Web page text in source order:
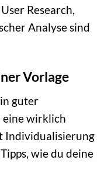
Research,
Analyse sind
Vorlage
guter
eine wirklich
Individualisierung
wie du deine